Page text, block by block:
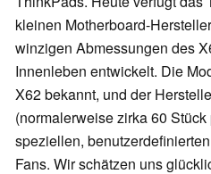
kleinen Motherboard-
winzigen Abmessungen des
Innenleben entwickelt. Die
X62 bekannt, und der
(normalerweise zirka 60
speziellen,
Fans. Wir schätzen uns